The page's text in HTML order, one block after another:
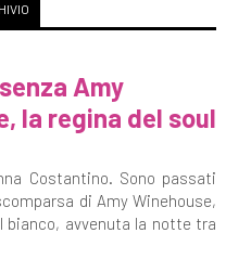
Amy
la regina del soul
Costantino. Sono passati
di Amy Winehouse,
bianco, avvenuta la notte tra